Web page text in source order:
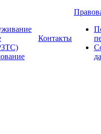
Контакты